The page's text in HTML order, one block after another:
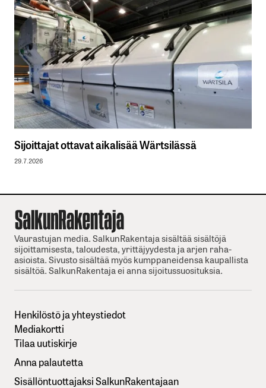
Sijoittajat ottavat aikalisää Wärtsilässä
29.7.2026
Vaurastujan media. SalkunRakentaja sisältää sisältöjä
sijoittamisesta, taloudesta, yrittäjyydesta ja arjen raha-
asioista. Sivusto sisältää myös kumppaneidensa kaupallista
sisältöä. SalkunRakentaja ei anna sijoitussuosituksia.
Henkilöstö ja yhteystiedot
Mediakortti
Tilaa uutiskirje
Anna palautetta
Sisällöntuottajaksi SalkunRakentajaan